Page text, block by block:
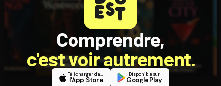
Comprendre,
c'est voir autrement.
Télécharger dans
l'App Store
Disponible sur
Google Play